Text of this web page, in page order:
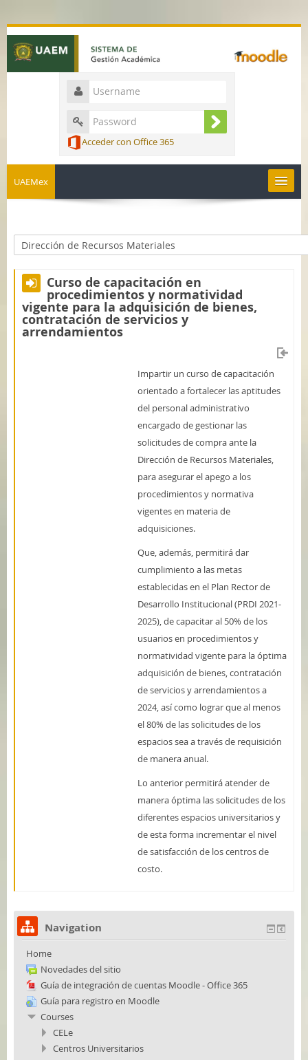
Acceder con Office 365
UAEMex
Curso de capacitación en
procedimientos y normatividad
vigente para la adquisición de bienes,
contratación de servicios y
arrendamientos
Impartir un curso de capacitación
orientado a fortalecer las aptitudes
del personal administrativo
encargado de gestionar las
solicitudes de compra ante la
Dirección de Recursos Materiales,
para asegurar el apego a los
procedimientos y normativa
vigentes en materia de
adquisiciones.
Que, además, permitirá dar
cumplimiento a las metas
establecidas en el Plan Rector de
Desarrollo Institucional (PRDI 2021-
2025), de capacitar al 50% de los
usuarios en procedimientos y
normatividad vigente para la óptima
adquisición de bienes, contratación
de servicios y arrendamientos a
2024, así como lograr que al menos
el 80% de las solicitudes de los
espacios sea a través de requisición
de manera anual.
Lo anterior permitirá atender de
manera óptima las solicitudes de los
diferentes espacios universitarios y
de esta forma incrementar el nivel
de satisfacción de los centros de
costo.
Navigation
Home
Novedades del sitio
Guía de integración de cuentas Moodle - Office 365
Guía para registro en Moodle
Courses
CELe
Centros Universitarios